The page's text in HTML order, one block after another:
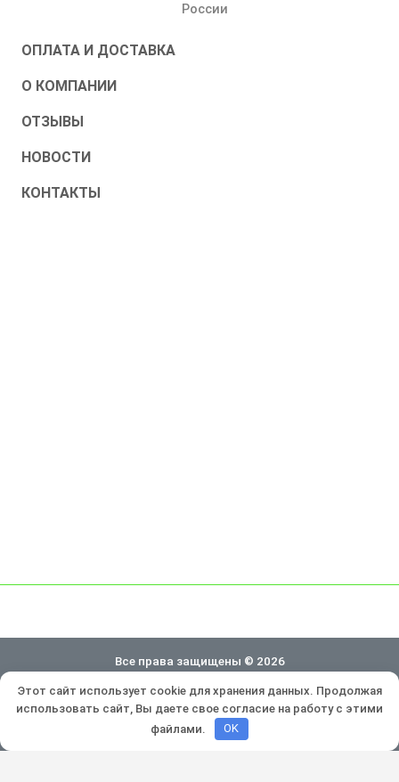
России
ОПЛАТА И ДОСТАВКА
О КОМПАНИИ
ОТЗЫВЫ
НОВОСТИ
КОНТАКТЫ
Все права защищены © 2026
Политика конфиденциальности
Разработка и продвижение:
Этот сайт использует cookie для хранения данных. Продолжая
использовать сайт, Вы даете свое согласие на работу с этими
файлами.
OK